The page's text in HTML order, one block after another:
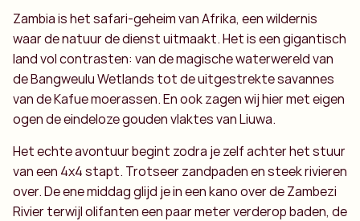
Zambia is het safari-geheim van Afrika, een wildernis
waar de natuur de dienst uitmaakt. Het is een gigantisch
land vol contrasten: van de magische waterwereld van
de Bangweulu Wetlands tot de uitgestrekte savannes
van de Kafue moerassen. En ook zagen wij hier met eigen
ogen de eindeloze gouden vlaktes van Liuwa.
Het echte avontuur begint zodra je zelf achter het stuur
van een 4x4 stapt. Trotseer zandpaden en steek rivieren
over. De ene middag glijd je in een kano over de Zambezi
Rivier terwijl olifanten een paar meter verderop baden, de